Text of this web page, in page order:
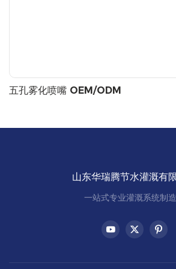
五孔雾化喷嘴 OEM/ODM
山东华瑞腾节水灌溉有
一站式专业灌溉系统制